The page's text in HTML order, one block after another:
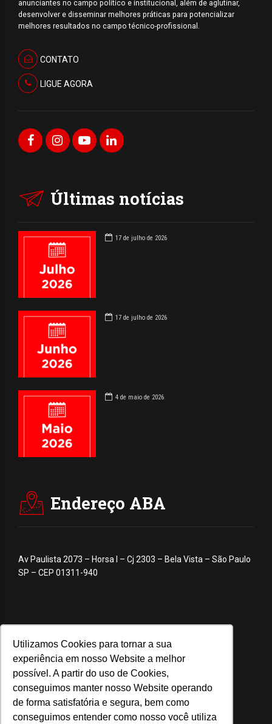
Utilizamos Cookies para tornar a sua
experiência em nosso Website a melhor
possível. A partir do uso de Cookies,
conseguimos manter nosso Website operando
de forma satisfatória e segura, bem como
conseguimos entender como nosso você utiliza
anunciantes no campo político e institucional, além de aglutinar,
desenvolver e disseminar melhores práticas para potencializar
melhores resultados no campo técnico-profissional.
CONTATO
LIGUE AGORA
Últimas notícias
17 de julho de 2026
17 de julho de 2026
4 de maio de 2026
Endereço ABA
Av Paulista 2073 – Horsa I – Cj 2303 – Bela Vista – São Paulo
SP – CEP 01311-940